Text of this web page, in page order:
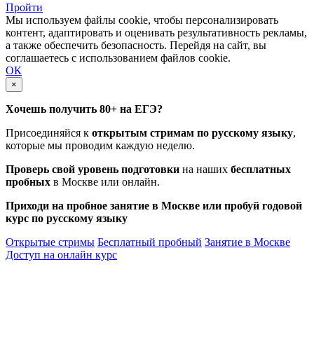
Пройти
Мы используем файлы cookie, чтобы персонализировать
контент, адаптировать и оценивать результативность рекламы,
а также обеспечить безопасность. Перейдя на сайт, вы
соглашаетесь с использованием файлов cookie.
ОК
×
Хочешь получить 80+ на ЕГЭ?
Присоединяйся к открытым стримам по русскому языку,
которые мы проводим каждую неделю.
Проверь свой уровень подготовки на наших бесплатных
пробных в Москве или онлайн.
Приходи на пробное занятие в Москве или пробуй годовой
курс по русскому языку
Открытые стримы Бесплатный пробный Занятие в Москве
Доступ на онлайн курс